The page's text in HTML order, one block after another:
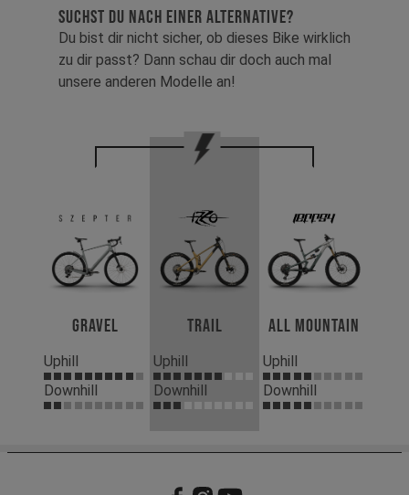
SUCHST DU NACH EINER ALTERNATIVE?
Du bist dir nicht sicher, ob dieses Bike wirklich
zu dir passt? Dann schau dir doch auch mal
unsere anderen Modelle an!
Gravel
Uphill
Downhill
Trail
Uphill
Downhill
All Mountain
Uphill
Downhill